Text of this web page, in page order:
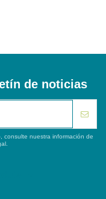
de noticias
consulte nuestra información de